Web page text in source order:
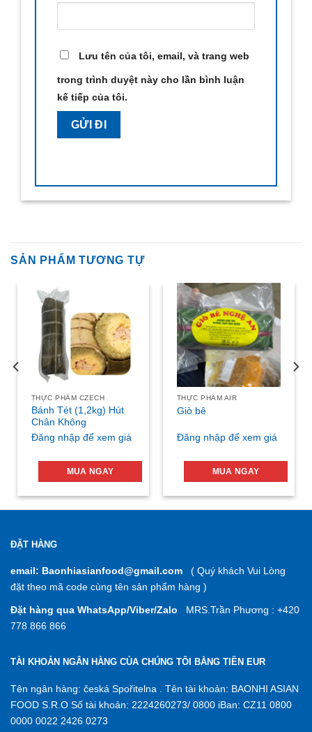
Lưu tên của tôi, email, và trang web
trong trình duyệt này cho lần bình luận
kế tiếp của tôi.
SẢN PHẨM TƯƠNG TỰ
THỰC PHẨM CZECH
Bánh Tét (1,2kg) Hút
Chân Không
Đăng nhập để xem giá
MUA NGAY
THỰC PHẨM AIR
Giò bê
Đăng nhập để xem giá
MUA NGAY
ĐẶT HÀNG
email: Baonhiasianfood@gmail.com ( Quý khách Vui Lòng
đặt theo mã code cùng tên sản phẩm hàng )
Đặt hàng qua WhatsApp/Viber/Zalo MRS.Trần Phương : +420
778 866 866
TÀI KHOẢN NGÂN HÀNG CỦA CHÚNG TÔI BẰNG TIỀN EUR
Tên ngân hàng: česká Spořitelna . Tên tài khoản: BAONHI ASIAN
FOOD S.R.O Số tài khoản: 2224260273/ 0800 iBan: CZ11 0800
0000 0022 2426 0273